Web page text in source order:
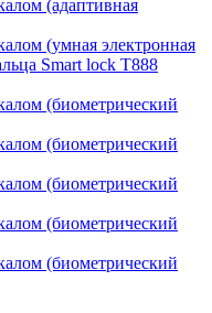
(адаптивная
(умная электронная
Smart lock T888
(биометрический
(биометрический
(биометрический
(биометрический
(биометрический